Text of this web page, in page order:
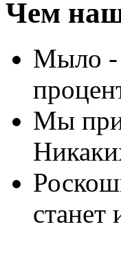
Чем
Мыло -
Мы